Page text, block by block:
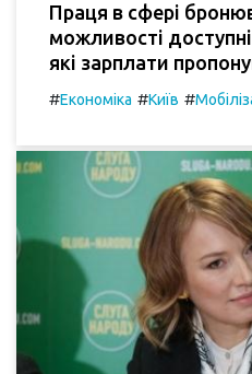
Праця в сфері
можливості
які зарплати
#Економіка #Київ #